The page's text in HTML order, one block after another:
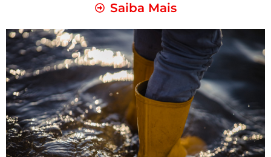
Saiba Mais